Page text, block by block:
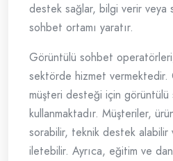
destek sağlar, bilgi verir veya
sohbet ortamı yaratır.
Görüntülü sohbet
sektörde hizmet
müşteri desteği için
kullanmaktadır. Müşteriler,
sorabilir, teknik destek alabilir
iletebilir. Ayrıca, eğitim ve